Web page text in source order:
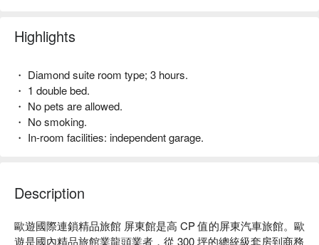
Highlights
・ Diamond suite room type; 3 hours.
・ 1 double bed.
・ No pets are allowed.
・ No smoking.
・ In-room facilities: independent garage.
Description
歐遊國際連鎖精品旅館 屏東館是高 CP 值的屏東汽車旅館。歐
遊是國內精品旅館業龍頭業者，從 300 坪的總統級套房到商務